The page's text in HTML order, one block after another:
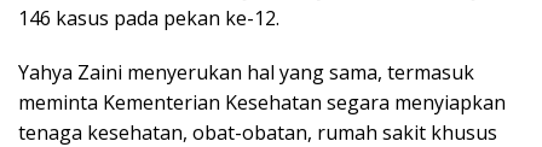
146 kasus pada pekan ke-12.
Yahya Zaini menyerukan hal yang sama, termasuk
meminta Kementerian Kesehatan segara menyiapkan
tenaga kesehatan, obat-obatan, rumah sakit khusus